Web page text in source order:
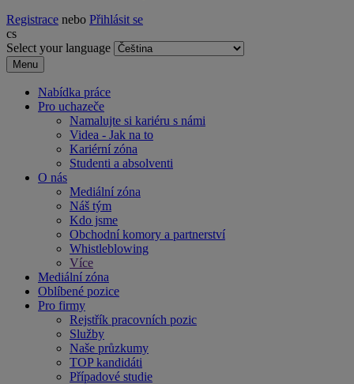
Registrace nebo Přihlásit se
cs
Select your language
Menu
Nabídka práce
Pro uchazeče
Namalujte si kariéru s námi
Videa - Jak na to
Kariérní zóna
Studenti a absolventi
O nás
Mediální zóna
Náš tým
Kdo jsme
Obchodní komory a partnerství
Whistleblowing
Více
Mediální zóna
Oblíbené pozice
Pro firmy
Rejstřík pracovních pozic
Služby
Naše průzkumy
TOP kandidáti
Případové studie